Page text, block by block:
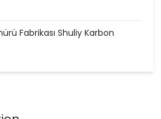
Fabrikası Shuliy Karbon